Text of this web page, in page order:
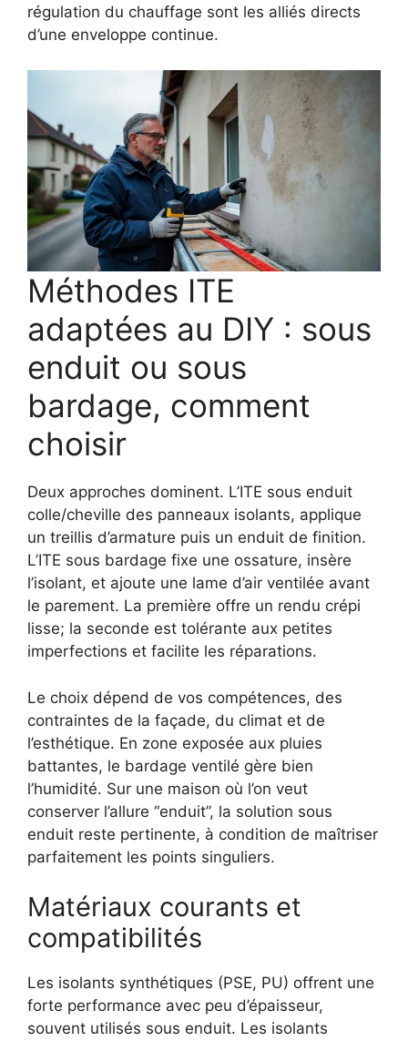
régulation du chauffage sont les alliés directs
d’une enveloppe continue.
Méthodes ITE
adaptées au DIY : sous
enduit ou sous
bardage, comment
choisir
Deux approches dominent. L’ITE sous enduit
colle/cheville des panneaux isolants, applique
un treillis d’armature puis un enduit de finition.
L’ITE sous bardage fixe une ossature, insère
l’isolant, et ajoute une lame d’air ventilée avant
le parement. La première offre un rendu crépi
lisse; la seconde est tolérante aux petites
imperfections et facilite les réparations.
Le choix dépend de vos compétences, des
contraintes de la façade, du climat et de
l’esthétique. En zone exposée aux pluies
battantes, le bardage ventilé gère bien
l’humidité. Sur une maison où l’on veut
conserver l’allure “enduit”, la solution sous
enduit reste pertinente, à condition de maîtriser
parfaitement les points singuliers.
Matériaux courants et
compatibilités
Les isolants synthétiques (PSE, PU) offrent une
forte performance avec peu d’épaisseur,
souvent utilisés sous enduit. Les isolants